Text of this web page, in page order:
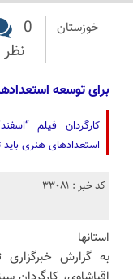
خوزستان
0
نظر
برای توسعه
کارگردان فیلم
استعدادهای هنری
کد خبر : 33081
استانها
به گزارش خبرگزاری